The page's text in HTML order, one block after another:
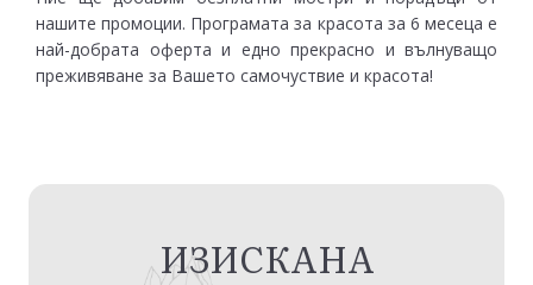
ИЗИСКАНА
нашите промоции. Програмата за красота за 6 месеца е
най-добрата оферта и едно прекрасно и вълнуващо
преживяване за Вашето самочуствие и красота!